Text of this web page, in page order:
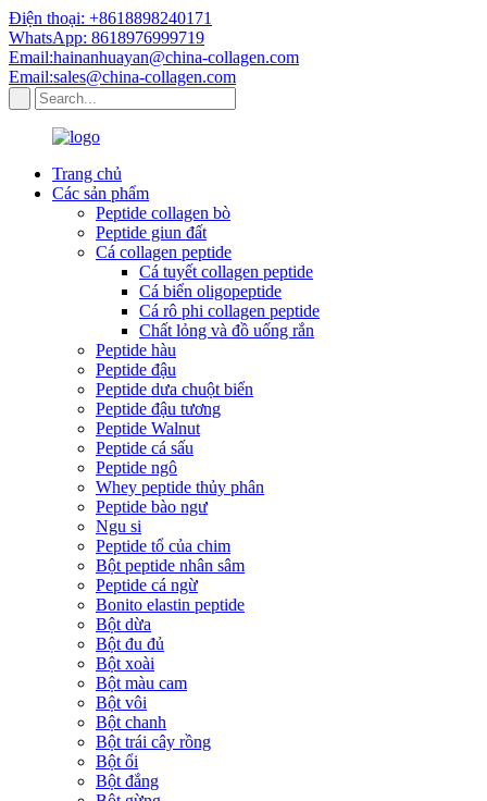
Điện thoại: +8618898240171
WhatsApp: 8618976999719
Email:hainanhuayan@china-collagen.com
Email:sales@china-collagen.com
Trang chủ
Các sản phẩm
Peptide collagen bò
Peptide giun đất
Cá collagen peptide
Cá tuyết collagen peptide
Cá biển oligopeptide
Cá rô phi collagen peptide
Chất lỏng và đồ uống rắn
Peptide hàu
Peptide đậu
Peptide dưa chuột biển
Peptide đậu tương
Peptide Walnut
Peptide cá sấu
Peptide ngô
Whey peptide thủy phân
Peptide bào ngư
Ngu si
Peptide tổ của chim
Bột peptide nhân sâm
Peptide cá ngừ
Bonito elastin peptide
Bột dừa
Bột đu đủ
Bột xoài
Bột màu cam
Bột vôi
Bột chanh
Bột trái cây rồng
Bột ổi
Bột đắng